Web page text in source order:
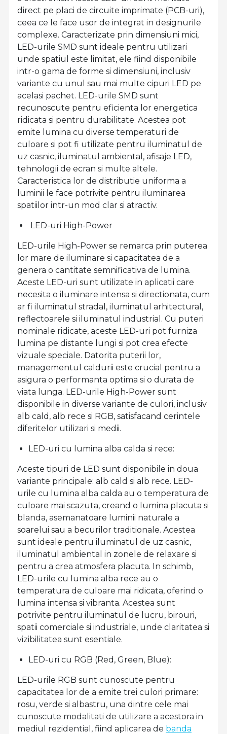
direct pe placi de circuite imprimate (PCB-uri),
ceea ce le face usor de integrat in designurile
complexe. Caracterizate prin dimensiuni mici,
LED-urile SMD sunt ideale pentru utilizari
unde spatiul este limitat, ele fiind disponibile
intr-o gama de forme si dimensiuni, inclusiv
variante cu unul sau mai multe cipuri LED pe
acelasi pachet. LED-urile SMD sunt
recunoscute pentru eficienta lor energetica
ridicata si pentru durabilitate. Acestea pot
emite lumina cu diverse temperaturi de
culoare si pot fi utilizate pentru iluminatul de
uz casnic, iluminatul ambiental, afisaje LED,
tehnologii de ecran si multe altele.
Caracteristica lor de distributie uniforma a
luminii le face potrivite pentru iluminarea
spatiilor intr-un mod clar si atractiv.
LED-uri High-Power
LED-urile High-Power se remarca prin puterea
lor mare de iluminare si capacitatea de a
genera o cantitate semnificativa de lumina.
Aceste LED-uri sunt utilizate in aplicatii care
necesita o iluminare intensa si directionata, cum
ar fi iluminatul stradal, iluminatul arhitectural,
reflectoarele si iluminatul industrial. Cu puteri
nominale ridicate, aceste LED-uri pot furniza
lumina pe distante lungi si pot crea efecte
vizuale speciale. Datorita puterii lor,
managementul caldurii este crucial pentru a
asigura o performanta optima si o durata de
viata lunga. LED-urile High-Power sunt
disponibile in diverse variante de culori, inclusiv
alb cald, alb rece si RGB, satisfacand cerintele
diferitelor utilizari si medii.
LED-uri cu lumina alba calda si rece:
Aceste tipuri de LED sunt disponibile in doua
variante principale: alb cald si alb rece. LED-
urile cu lumina alba calda au o temperatura de
culoare mai scazuta, creand o lumina placuta si
blanda, asemanatoare luminii naturale a
soarelui sau a becurilor traditionale. Acestea
sunt ideale pentru iluminatul de uz casnic,
iluminatul ambiental in zonele de relaxare si
pentru a crea atmosfera placuta. In schimb,
LED-urile cu lumina alba rece au o
temperatura de culoare mai ridicata, oferind o
lumina intensa si vibranta. Acestea sunt
potrivite pentru iluminatul de lucru, birouri,
spatii comerciale si industriale, unde claritatea si
vizibilitatea sunt esentiale.
LED-uri cu RGB (Red, Green, Blue):
LED-urile RGB sunt cunoscute pentru
capacitatea lor de a emite trei culori primare:
rosu, verde si albastru, una dintre cele mai
cunoscute modalitati de utilizare a acestora in
mediul rezidential, fiind aplicarea de banda